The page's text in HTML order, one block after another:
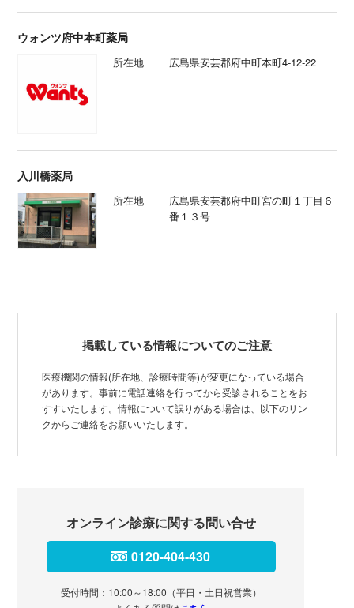
ウォンツ府中本町薬局
所在地 広島県安芸郡府中町本町4-12-22
入川橋薬局
所在地
広島県安芸郡府中町宮の町１丁目６
番１３号
掲載している情報についてのご注意
医療機関の情報(所在地、診療時間等)が変更になっている場合
があります。事前に電話連絡を行ってから受診されることをお
すすいたします。情報について誤りがある場合は、以下のリン
クからご連絡をお願いいたします。
オンライン診療に関する問い合せ
0120-404-430
受付時間：10:00～18:00（平日・土日祝営業）